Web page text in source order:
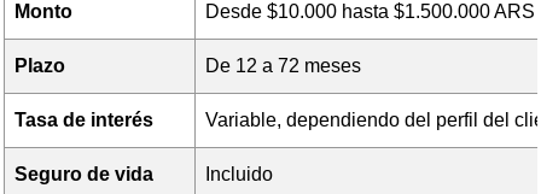
Monto Desde $10.000 hasta $1.500.000 ARS
Plazo De 12 a 72 meses
Tasa de interés Variable, dependiendo del perfil del
Seguro de vida Incluido